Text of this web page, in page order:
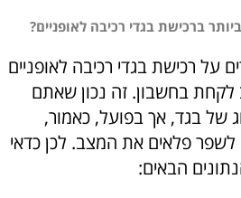
ברכישת בגדי רכיבה לאופניים?
על רכישת בגדי רכיבה לאופניים
בחשבון. זה נכון שאתם
של בגד, אך בפועל, כאמור,
לשפר פלאים את המצב. לכן כדאי
הבאים: